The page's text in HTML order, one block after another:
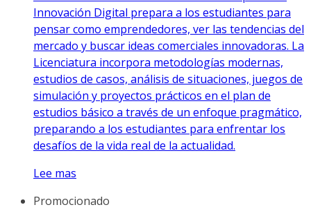
Innovación Digital prepara a los estudiantes para
pensar como emprendedores, ver las tendencias del
mercado y buscar ideas comerciales innovadoras. La
Licenciatura incorpora metodologías modernas,
estudios de casos, análisis de situaciones, juegos de
simulación y proyectos prácticos en el plan de
estudios básico a través de un enfoque pragmático,
preparando a los estudiantes para enfrentar los
desafíos de la vida real de la actualidad.
Lee mas
Promocionado